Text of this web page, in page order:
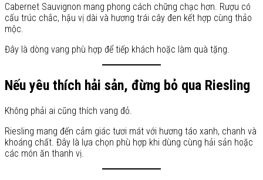
Cabernet Sauvignon mang phong cách chững chạc hơn. Rượu có
cấu trúc chắc, hậu vị dài và hương trái cây đen kết hợp cùng thảo
mộc.
Đây là dòng vang phù hợp để tiếp khách hoặc làm quà tặng.
Nếu yêu thích hải sản, đừng bỏ qua Riesling
Không phải ai cũng thích vang đỏ.
Riesling mang đến cảm giác tươi mát với hương táo xanh, chanh và
khoáng chất. Đây là lựa chọn phù hợp khi dùng cùng hải sản hoặc
các món ăn thanh vị.